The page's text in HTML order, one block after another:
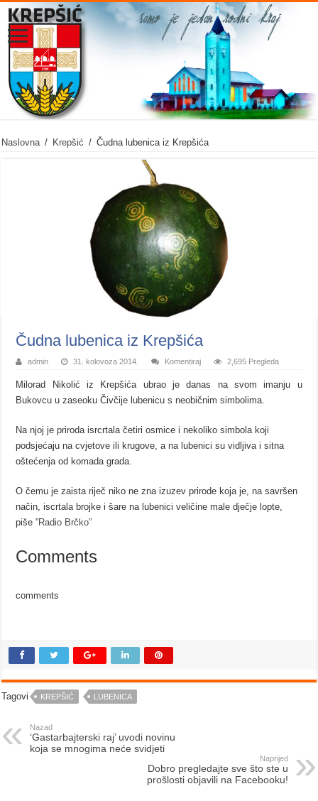
Naslovna / Krepšić / Čudna lubenica iz Krepšića
Čudna lubenica iz Krepšića
admin 31. kolovoza 2014. Komentiraj 2,695 Pregleda
Milorad Nikolić iz Krepšića ubrao je danas na svom imanju u
Bukovcu u zaseoku Čivčije lubenicu s neobičnim simbolima.
Na njoj je priroda isrcrtala četiri osmice i nekoliko simbola koji
podsjećaju na cvjetove ili krugove, a na lubenici su vidljiva i sitna
oštećenja od komada grada.
O čemu je zaista riječ niko ne zna izuzev prirode koja je, na savršen
način, iscrtala brojke i šare na lubenici veličine male dječje lopte,
piše ”Radio Brčko”
Comments
comments
Tagovi KREPŠIĆ LUBENICA
Nazad
‘Gastarbajterski raj’ uvodi novinu
koja se mnogima neće svidjeti
Naprijed
Dobro pregledajte sve što ste u
prošlosti objavili na Facebooku!